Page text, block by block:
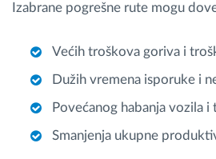
Izabrane pogrešne rute mogu
Većih troškova goriva i
Dužih vremena isporuke i
Povećanog habanja vozila i
Smanjenja ukupne